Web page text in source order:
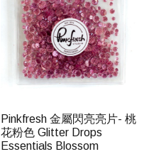
Pinkfresh 金屬閃亮亮片- 桃
花粉色 Glitter Drops
Essentials Blossom